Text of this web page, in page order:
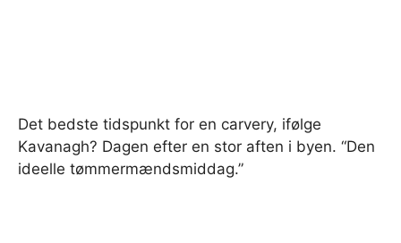
Det bedste tidspunkt for en carvery, ifølge
Kavanagh? Dagen efter en stor aften i byen. “Den
ideelle tømmermændsmiddag.”